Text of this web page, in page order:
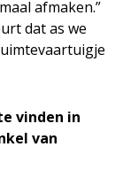
afmaken.”
dat as we
vinden in
van